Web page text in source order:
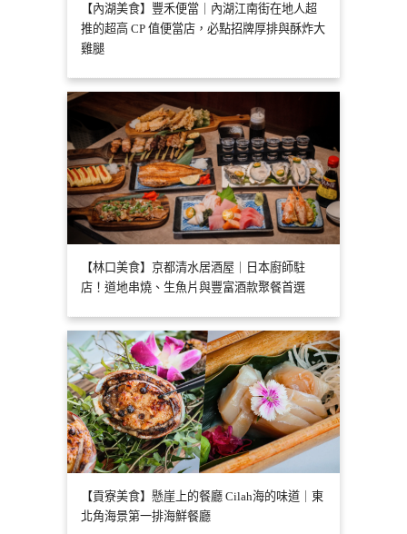
【內湖美食】豐禾便當｜內湖江南街在地人超
推的超高 CP 值便當店，必點招牌厚排與酥炸大
雞腿
【林口美食】京都清水居酒屋｜日本廚師駐
店！道地串燒、生魚片與豐富酒款聚餐首選
【貢寮美食】懸崖上的餐廳 Cilah海的味道｜東
北角海景第一排海鮮餐廳